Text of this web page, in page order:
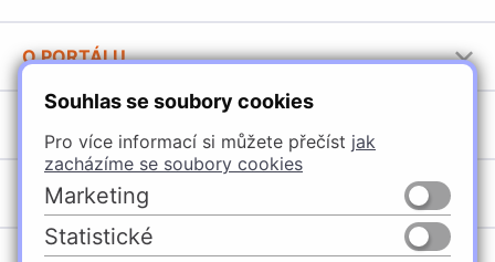
Souhlas se soubory cookies
Pro více informací si můžete přečíst jak
zacházíme se soubory cookies
Marketing
Statistické
Stavební katalog Häfele
Brožury Häfele
O PORTÁLU
Provozovatel portálu
Jak používat portál
Úchytky
Nábytkové kování
Vybavení kuchyní
POBOČKY
Špačince